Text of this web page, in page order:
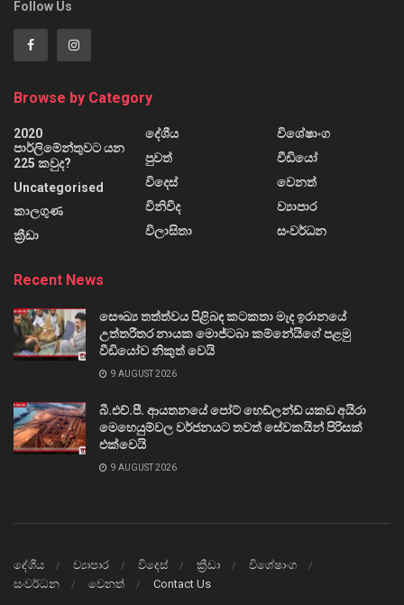
Follow Us
Browse by Category
2020
පාර්ලිමේන්තුවට යන
225 කවුද?
Uncategorised
කාලගුණ
ක්‍රීඩා
දේශීය
පුවත්
විදෙස්
විනිවිද
විලාසිතා
විශේෂාංග
වීඩියෝ
වෙනත්
ව්‍යාපාර
සංවර්ධන
Recent News
සෞඛ්‍ය තත්ත්වය පිළිබඳ කටකතා මැද ඉරානයේ
උත්තරීතර නායක මොජ්ටබා කම්නේයිගේ පළමු
වීඩියෝව නිකුත් වෙයි
9 AUGUST 2026
බී.එච්.පී. ආයතනයේ පෝට් හෙඩ්ලන්ඩ් යකඩ අයිරා
මෙහෙයුම්වල වර්ජනයට තවත් සේවකයින් පිරිසක්
එක්වෙයි
9 AUGUST 2026
දේශීය ව්‍යාපාර විදෙස් ක්‍රීඩා
විශේෂාංග
සංවර්ධන
වෙනත් Contact Us